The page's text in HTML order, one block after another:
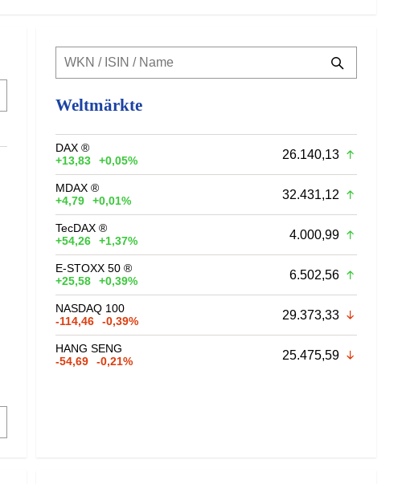
Weltmärkte
DAX ®
+13,83
+0,05% 26.140,13
MDAX ®
+4,79
+0,01% 32.431,12
TecDAX ®
+54,26
+1,37% 4.000,99
E-STOXX 50 ®
+25,58
+0,39% 6.502,56
NASDAQ 100
-114,46
-0,39% 29.373,33
HANG SENG
-54,69
-0,21% 25.475,59